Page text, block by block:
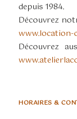
depuis 1984.
Découvrez
www.location-
Découvrez
HORAIRES &